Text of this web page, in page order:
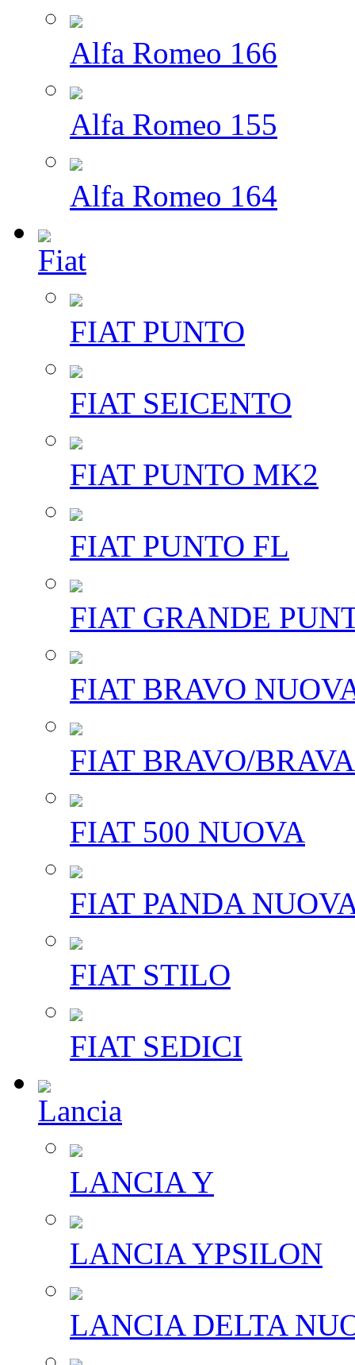
Alfa Romeo 166
Alfa Romeo 155
Alfa Romeo 164
Fiat
FIAT PUNTO
FIAT SEICENTO
FIAT PUNTO MK2
FIAT PUNTO FL
FIAT GRANDE
FIAT BRAVO
FIAT BRAVO/BRAVA
FIAT 500 NUOVA
FIAT PANDA
FIAT STILO
FIAT SEDICI
Lancia
LANCIA Y
LANCIA YPSILON
LANCIA DELTA